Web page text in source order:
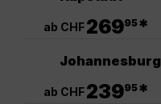
ab CHF26995*
Johannesburg
ab CHF23995*